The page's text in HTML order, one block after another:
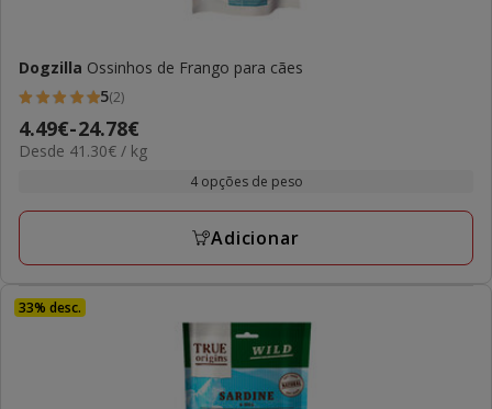
Dogzilla Ossinhos de Frango para cães
5
estrelas
com
avaliações
5(2)
Preço
de
a
4.49€-24.78€
41.30€
Desde 41.30€ / kg
4 opções de peso
Adicionar
33% desc.